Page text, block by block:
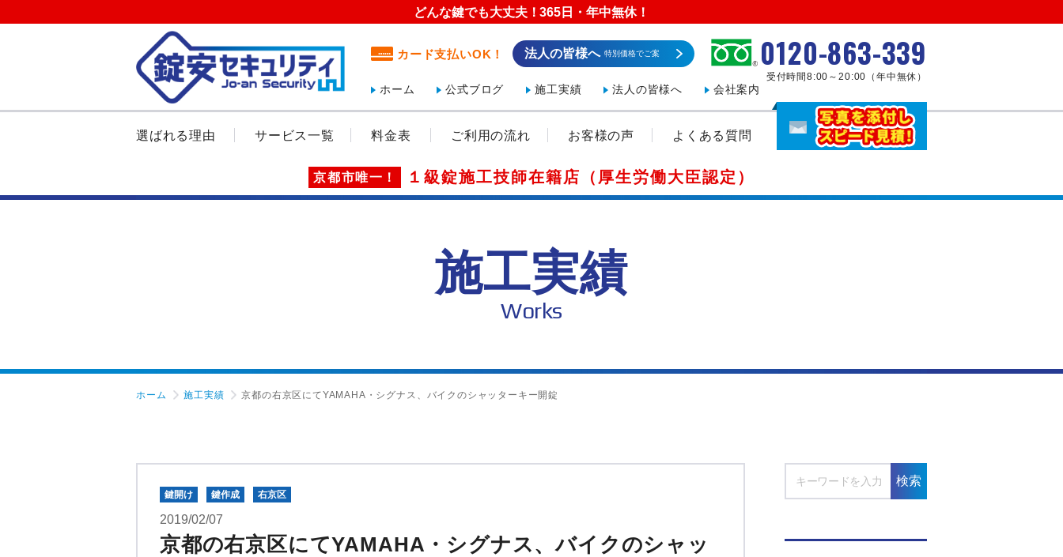
どんな鍵でも大丈夫！365日・年中無休！
ホーム 公式ブログ 施工実績 法人の皆様へ 会社案内
カード支払いOK！ 法人の皆様へ 特別価格でご案 0120-863-339
受付時間8:00～20:00（年中無休）
京都市唯一！ １級錠施工技師在籍店（厚生労働大臣認定）
選ばれる理由 サービス一覧 料金表 ご利用の流れ お客様の声 よくある質問
施工実績
Works
ホーム 施工実績 京都の右京区にてYAMAHA・シグナス、バイクのシャッターキー開錠
鍵開け 鍵作成 右京区
2019/02/07
京都の右京区にてYAMAHA・シグナス、バイクのシャッ
検索